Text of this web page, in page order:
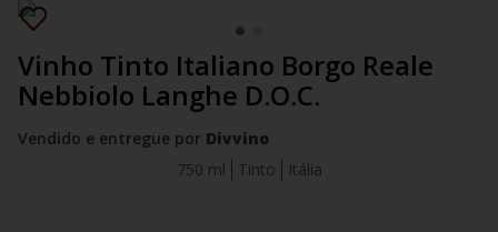
Vinho Tinto Italiano Borgo Reale
Nebbiolo Langhe D.O.C.
Vendido e entregue por Divvino
Tinto
Itália
750 ml